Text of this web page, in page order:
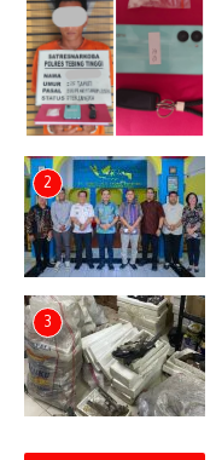
2
3